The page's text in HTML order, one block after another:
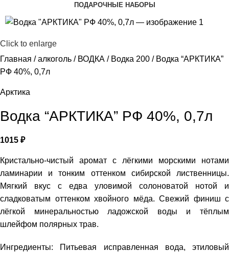
ПОДАРОЧНЫЕ НАБОРЫ
Click to enlarge
Главная
алкоголь ВОДКА Водка 200
Водка “АРКТИКА”
РФ 40%, 0,7л
Арктика
Водка “АРКТИКА” РФ 40%, 0,7л
1015 ₽
Кристально-чистый аромат с лёгкими морскими нотами
ламинарии и тонким оттенком сибирской лиственницы.
Мягкий вкус с едва уловимой солоноватой нотой и
сладковатым оттенком хвойного мёда. Свежий финиш с
лёгкой минеральностью ладожской воды и тёплым
шлейфом полярных трав.
Ингредиенты: Питьевая исправленная вода, этиловый